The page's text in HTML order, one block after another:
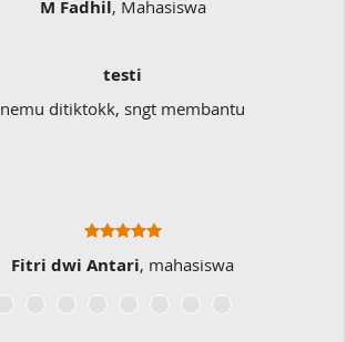
M Fadhil, Mahasiswa
testi
nemu ditiktokk, sngt membantu
Fitri dwi Antari, mahasiswa